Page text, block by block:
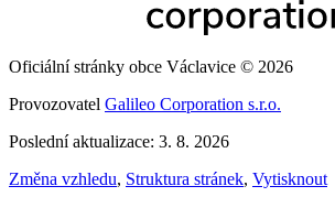
Oficiální stránky obce Václavice © 2026
Provozovatel Galileo Corporation s.r.o.
Poslední aktualizace: 3. 8. 2026
Změna vzhledu, Struktura stránek, Vytisknout